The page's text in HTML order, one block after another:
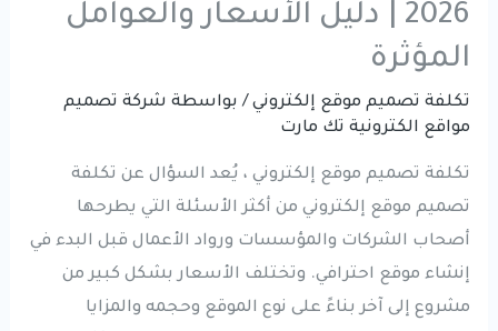
2026 | دليل الأسعار والعوامل
المؤثرة
تكلفة تصميم موقع إلكتروني / بواسطة شركة تصميم
مواقع الكترونية تك مارت
تكلفة تصميم موقع إلكتروني ، يُعد السؤال عن تكلفة
تصميم موقع إلكتروني من أكثر الأسئلة التي يطرحها
أصحاب الشركات والمؤسسات ورواد الأعمال قبل البدء في
إنشاء موقع احترافي. وتختلف الأسعار بشكل كبير من
مشروع إلى آخر بناءً على نوع الموقع وحجمه والمزايا